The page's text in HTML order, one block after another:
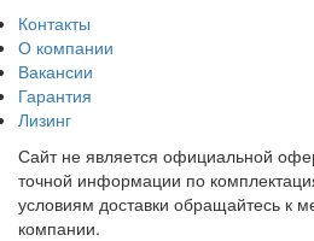
Контакты
О компании
Вакансии
Гарантия
Лизинг
Сайт не является официальной
точной информации по
условиям доставки обращайтесь к
компании.